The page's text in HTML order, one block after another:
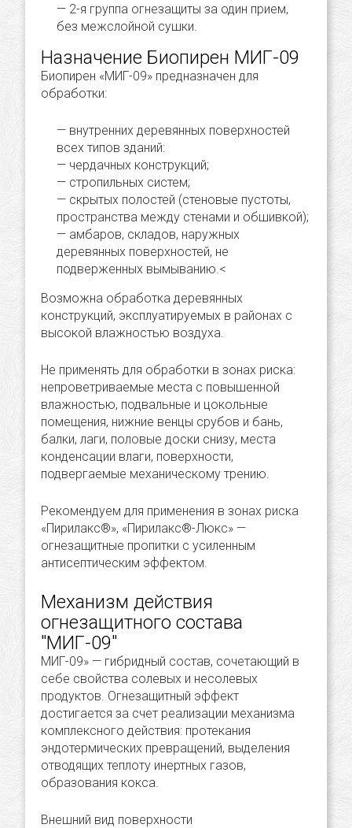
2-я группа огнезащиты за один прием,
без межслойной сушки.
Назначение Биопирен МИГ-09
Биопирен «МИГ-09» предназначен для
обработки:
внутренних деревянных поверхностей
всех типов зданий:
чердачных конструкций;
стропильных систем;
скрытых полостей (стеновые пустоты,
пространства между стенами и обшивкой);
амбаров, складов, наружных
деревянных поверхностей, не
подверженных вымыванию.<
Возможна обработка деревянных
конструкций, эксплуатируемых в районах с
высокой влажностью воздуха.
Не применять для обработки в зонах риска:
непроветриваемые места с повышенной
влажностью, подвальные и цокольные
помещения, нижние венцы срубов и бань,
балки, лаги, половые доски снизу, места
конденсации влаги, поверхности,
подвергаемые механическому трению.
Рекомендуем для применения в зонах риска
«Пирилакс®», «Пирилакс®-Люкс» —
огнезащитные пропитки с усиленным
антисептическим эффектом.
Механизм действия
огнезащитного состава
"МИГ-09"
МИГ-09» — гибридный состав, сочетающий в
себе свойства солевых и несолевых
продуктов. Огнезащитный эффект
достигается за счет реализации механизма
комплексного действия: протекания
эндотермических превращений, выделения
отводящих теплоту инертных газов,
образования кокса.
Внешний вид поверхности